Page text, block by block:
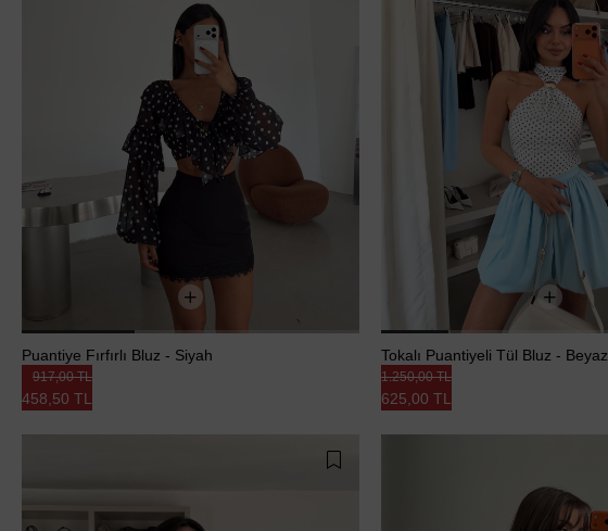
Puantiye Fırfırlı Bluz - Siyah
458,50 TL
917,00 TL
Tokalı Puantiyeli Tül Bluz - Beyaz
625,00 TL
1.250,00 TL